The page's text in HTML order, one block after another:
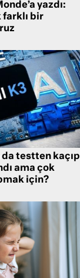
yazdı:
farklı bir
testten kaçıp
ama çok
için?